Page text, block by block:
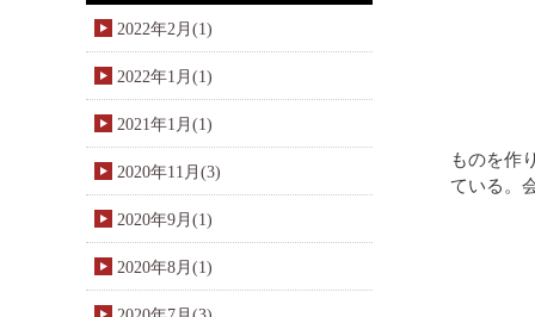
ものを作
ている。
2022年2月(1)
2022年1月(1)
2021年1月(1)
2020年11月(3)
2020年9月(1)
2020年8月(1)